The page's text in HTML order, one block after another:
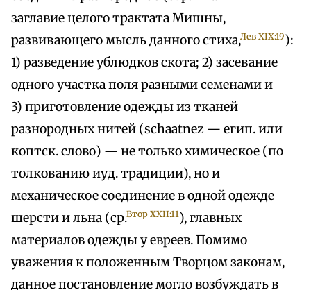
заглавие целого трактата Мишны,
развивающего мысль данного стиха,Лев XIX:19):
1) разведение ублюдков скота; 2) засевание
одного участка поля разными семенами и
3) приготовление одежды из тканей
разнородных нитей (schaatnez — егип. или
коптск. слово) — не только химическое (по
толкованию иуд. традиции), но и
механическое соединение в одной одежде
шерсти и льна (ср.Втор XXII:11), главных
материалов одежды у евреев. Помимо
уважения к положенным Творцом законам,
данное постановление могло возбуждать в